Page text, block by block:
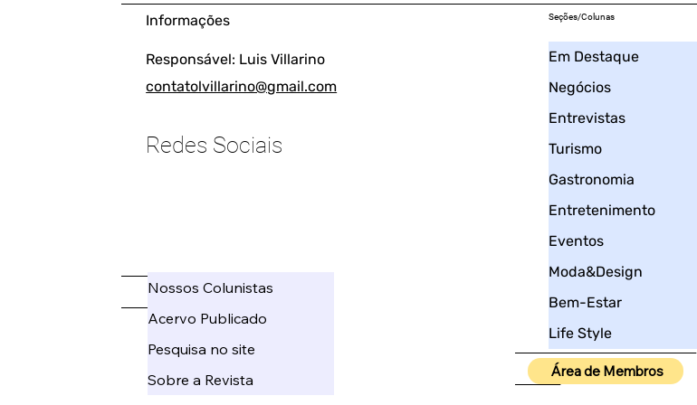
Informações
Responsável: Luis Villarino
contatolvillarino@gmail.com
Redes Sociais
_____
Nossos Colunistas
Acervo Publicado
Pesquisa no site
Sobre a Revista
Seções/Colunas
Em Destaque
Negócios
Entrevistas
Turismo
Gastronomia
Entretenimento
Eventos
Moda&Design
Bem-Estar
Life Style
____________________
_____Área de Membros